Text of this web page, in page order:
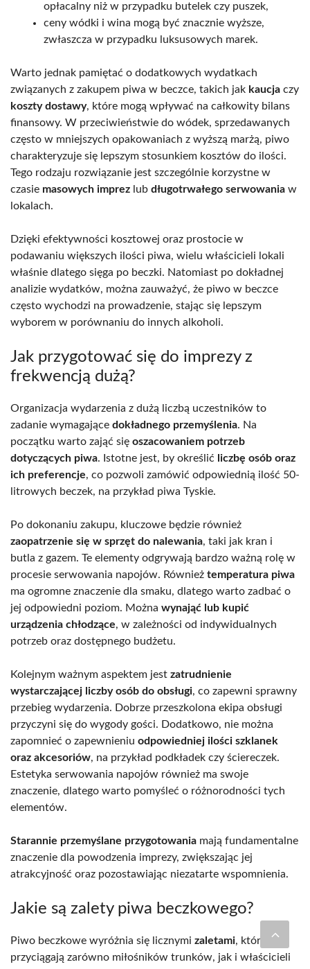
opłacalny niż w przypadku butelek czy puszek,
ceny wódki i wina mogą być znacznie wyższe,
zwłaszcza w przypadku luksusowych marek.
Warto jednak pamiętać o dodatkowych wydatkach
związanych z zakupem piwa w beczce, takich jak kaucja czy
koszty dostawy, które mogą wpływać na całkowity bilans
finansowy. W przeciwieństwie do wódek, sprzedawanych
często w mniejszych opakowaniach z wyższą marżą, piwo
charakteryzuje się lepszym stosunkiem kosztów do ilości.
Tego rodzaju rozwiązanie jest szczególnie korzystne w
czasie masowych imprez lub długotrwałego serwowania w
lokalach.
Dzięki efektywności kosztowej oraz prostocie w
podawaniu większych ilości piwa, wielu właścicieli lokali
właśnie dlatego sięga po beczki. Natomiast po dokładnej
analizie wydatków, można zauważyć, że piwo w beczce
często wychodzi na prowadzenie, stając się lepszym
wyborem w porównaniu do innych alkoholi.
Jak przygotować się do imprezy z
frekwencją dużą?
Organizacja wydarzenia z dużą liczbą uczestników to
zadanie wymagające dokładnego przemyślenia. Na
początku warto zająć się oszacowaniem potrzeb
dotyczących piwa. Istotne jest, by określić liczbę osób oraz
ich preferencje, co pozwoli zamówić odpowiednią ilość 50-
litrowych beczek, na przykład piwa Tyskie.
Po dokonaniu zakupu, kluczowe będzie również
zaopatrzenie się w sprzęt do nalewania, taki jak kran i
butla z gazem. Te elementy odgrywają bardzo ważną rolę w
procesie serwowania napojów. Również temperatura piwa
ma ogromne znaczenie dla smaku, dlatego warto zadbać o
jej odpowiedni poziom. Można wynająć lub kupić
urządzenia chłodzące, w zależności od indywidualnych
potrzeb oraz dostępnego budżetu.
Kolejnym ważnym aspektem jest zatrudnienie
wystarczającej liczby osób do obsługi, co zapewni sprawny
przebieg wydarzenia. Dobrze przeszkolona ekipa obsługi
przyczyni się do wygody gości. Dodatkowo, nie można
zapomnieć o zapewnieniu odpowiedniej ilości szklanek
oraz akcesoriów, na przykład podkładek czy ściereczek.
Estetyka serwowania napojów również ma swoje
znaczenie, dlatego warto pomyśleć o różnorodności tych
elementów.
Starannie przemyślane przygotowania mają fundamentalne
znaczenie dla powodzenia imprezy, zwiększając jej
atrakcyjność oraz pozostawiając niezatarte wspomnienia.
Jakie są zalety piwa beczkowego?
Piwo beczkowe wyróżnia się licznymi zaletami, które
przyciągają zarówno miłośników trunków, jak i właścicieli